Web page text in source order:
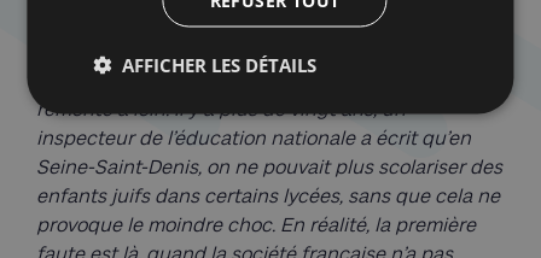
Szpiner, partout, semble s’imposer en bouclier, en
rempart puissant. Lucide, il explique :
dégradation de la situation de la communauté juive
remonte à loin. Il y a plus de vingt ans, un
inspecteur de l’éducation nationale a écrit qu’en
Seine-Saint-Denis, on ne pouvait plus scolariser des
enfants juifs dans certains lycées, sans que cela ne
provoque le moindre choc. En réalité, la première
faute est là, quand la société française n’a pas
AFFICHER LES DÉTAILS